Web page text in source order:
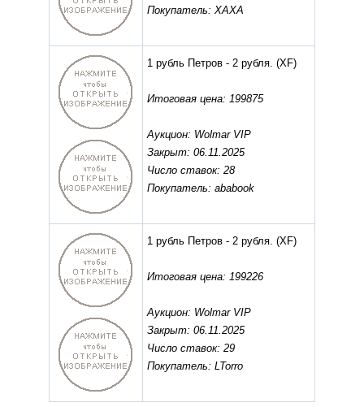
Покупатель: ХАХА
1 рубль Петров - 2 рубля. (XF)
Итоговая цена: 199875
Аукцион: Wolmar VIP
Закрыт: 06.11.2025
Число ставок: 28
Покупатель: ababook
1 рубль Петров - 2 рубля. (XF)
Итоговая цена: 199226
Аукцион: Wolmar VIP
Закрыт: 06.11.2025
Число ставок: 29
Покупатель: LTorro